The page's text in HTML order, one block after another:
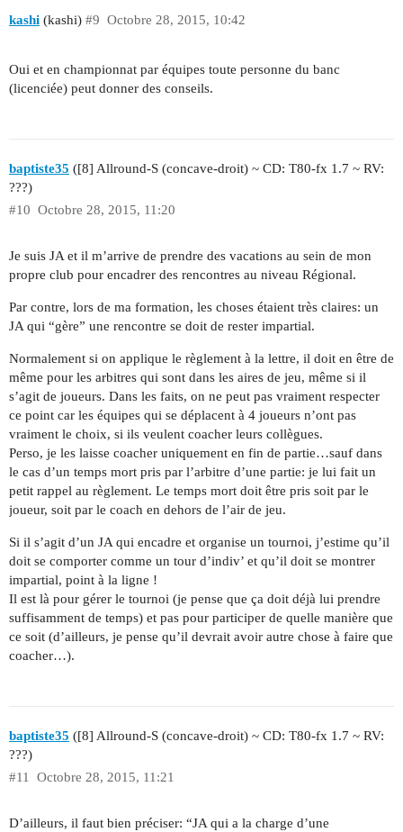
kashi (kashi) Octobre 28, 2015, 10:42
#9
Oui et en championnat par équipes toute personne du banc
(licenciée) peut donner des conseils.
baptiste35 ([8] Allround-S (concave-droit) ~ CD: T80-fx 1.7 ~ RV:
???)
Octobre 28, 2015, 11:20
#10
Je suis JA et il m’arrive de prendre des vacations au sein de mon
propre club pour encadrer des rencontres au niveau Régional.
Par contre, lors de ma formation, les choses étaient très claires: un
JA qui “gère” une rencontre se doit de rester impartial.
Normalement si on applique le règlement à la lettre, il doit en être de
même pour les arbitres qui sont dans les aires de jeu, même si il
s’agit de joueurs. Dans les faits, on ne peut pas vraiment respecter
ce point car les équipes qui se déplacent à 4 joueurs n’ont pas
vraiment le choix, si ils veulent coacher leurs collègues.
Perso, je les laisse coacher uniquement en fin de partie…sauf dans
le cas d’un temps mort pris par l’arbitre d’une partie: je lui fait un
petit rappel au règlement. Le temps mort doit être pris soit par le
joueur, soit par le coach en dehors de l’air de jeu.
Si il s’agit d’un JA qui encadre et organise un tournoi, j’estime qu’il
doit se comporter comme un tour d’indiv’ et qu’il doit se montrer
impartial, point à la ligne !
Il est là pour gérer le tournoi (je pense que ça doit déjà lui prendre
suffisamment de temps) et pas pour participer de quelle manière que
ce soit (d’ailleurs, je pense qu’il devrait avoir autre chose à faire que
coacher…).
baptiste35 ([8] Allround-S (concave-droit) ~ CD: T80-fx 1.7 ~ RV:
???)
Octobre 28, 2015, 11:21
#11
D’ailleurs, il faut bien préciser: “JA qui a la charge d’une